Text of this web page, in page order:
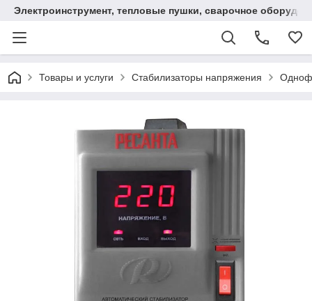
Электроинструмент, тепловые пушки, сварочное
Товары и услуги Стабилизаторы напряжения